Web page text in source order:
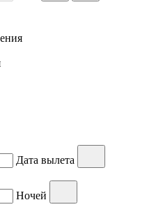
Дата вылета
Ночей